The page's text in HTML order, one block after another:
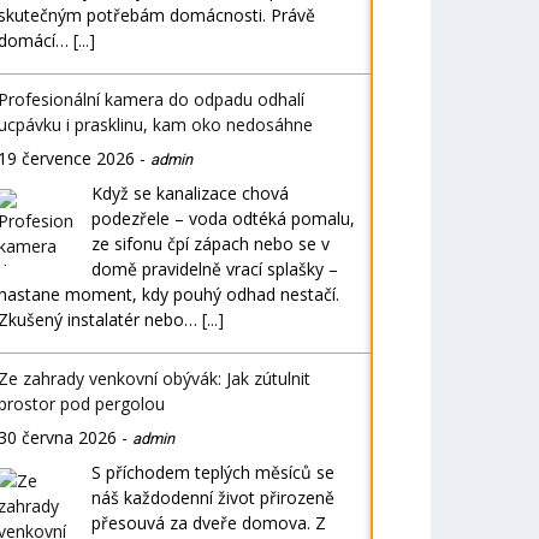
potřebám domácnosti. Právě
[...]
kamera do odpadu odhalí
i prasklinu, kam oko nedosáhne
července 2026 - admin
Když se kanalizace chová
podezřele – voda odtéká pomalu,
ze sifonu čpí zápach nebo se v
domě pravidelně vrací splašky –
moment, kdy pouhý odhad nestačí.
instalatér nebo… [...]
zahrady venkovní obývák: Jak zútulnit
pod pergolou
června 2026 - admin
S příchodem teplých měsíců se
náš každodenní život přirozeně
přesouvá za dveře domova. Z